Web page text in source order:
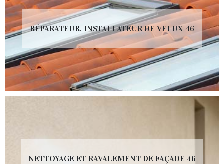
RÉPARATEUR, INSTALLATEUR DE VELUX 46
NETTOYAGE ET RAVALEMENT DE FAÇADE 46